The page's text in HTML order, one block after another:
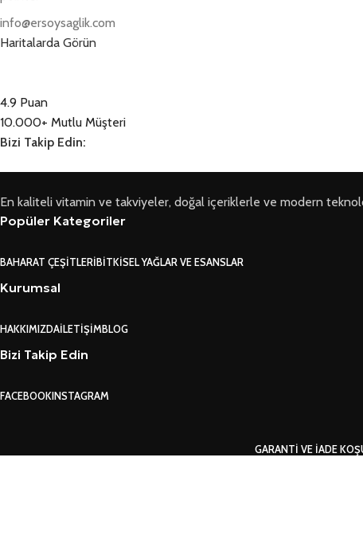
info@ersoysaglik.com
Haritalarda Görün
4.9 Puan
10.000+ Mutlu Müşteri
Bizi Takip Edin:
En kaliteli vitamin ve takviyeler, doğal içeriklerle ve modern
Popüler Kategoriler
BAHARAT ÇEŞITLERIBITKISEL YAĞLAR VE ESANSLAR
Kurumsal
HAKKIMIZDAİLETIŞIMBLOG
Bizi Takip Edin
FACEBOOKINSTAGRAM
GARANTI VE İADE